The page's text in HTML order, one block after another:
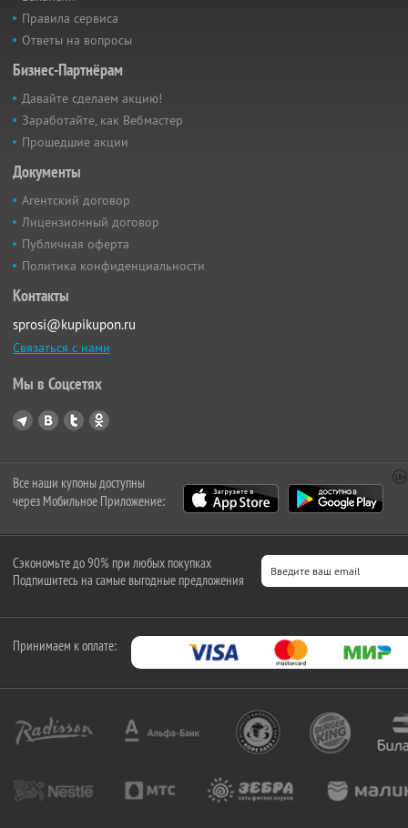
Правила сервиса
Ответы на вопросы
Бизнес-Партнёрам
Давайте сделаем акцию!
Заработайте, как Вебмастер
Прошедшие акции
Документы
Агентский договор
Лицензионный договор
Публичная оферта
Политика конфиденциальности
Контакты
sprosi@kupikupon.ru
Связаться с нами
Мы в Соцсетях
Все наши купоны доступны
через Мобильное Приложение:
Сэкономьте до 90% при любых покупках
Подпишитесь на самые выгодные предложения
Принимаем к оплате: